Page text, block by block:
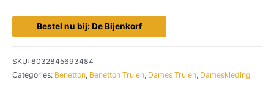
Bestel nu bij: De Bijenkorf
SKU: 8032845693484
Categories: Benetton, Benetton Truien, Dames Truien, Dameskleding